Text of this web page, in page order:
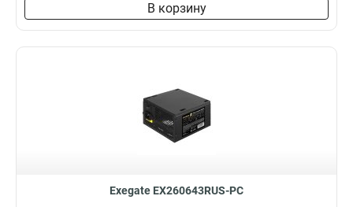
В корзину
Exegate EX260643RUS-PC